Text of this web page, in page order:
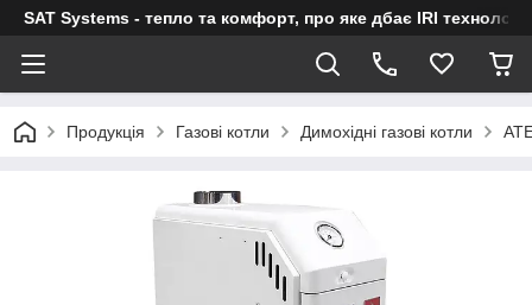
SAT Systems - тепло та комфорт, про яке дбає IRI технологія
Продукція Газові котли Димохідні газові котли